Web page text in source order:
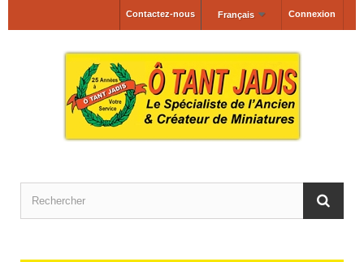
Connexion
Français
Contactez-nous